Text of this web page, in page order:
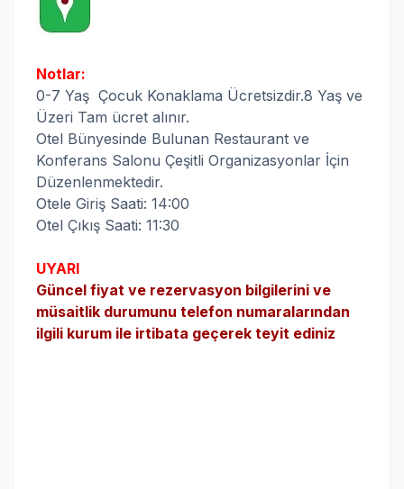
Notlar:
0-7 Yaş Çocuk Konaklama Ücretsizdir.8 Yaş ve
Üzeri Tam ücret alınır.
Otel Bünyesinde Bulunan Restaurant ve
Konferans Salonu Çeşitli Organizasyonlar İçin
Düzenlenmektedir.
Otele Giriş Saati: 14:00
Otel Çıkış Saati: 11:30
UYARI
Güncel fiyat ve rezervasyon bilgilerini ve
müsaitlik durumunu telefon numaralarından
ilgili kurum ile irtibata geçerek teyit ediniz